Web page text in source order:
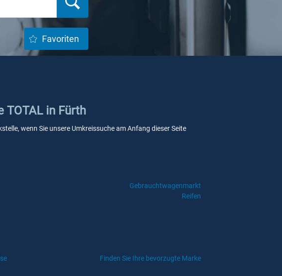
Favoriten
TOTAL in Fürth
wenn Sie unsere Umkreissuche am Anfang dieser Seite
Gebrauchtwagenmarkt
Reifen
Finden Sie Ihre bevorzugte Marke